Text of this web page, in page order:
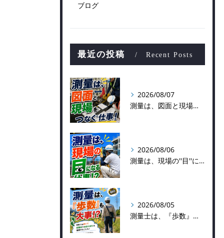
ブログ
最近の投稿 Recent Posts
2026/08/07
測量は、図面と現場をつなぐ仕事！
2026/08/06
測量は、現場の''目''になる仕事！？
2026/08/05
測量士は、『歩数』も大事！？